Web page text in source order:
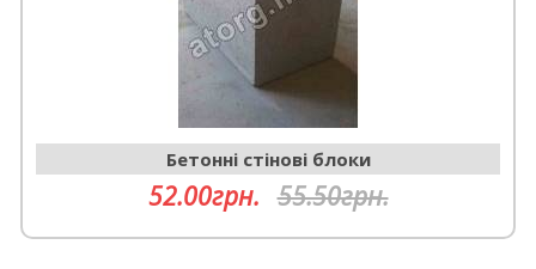
Бетонні стінові блоки
52.00грн. 55.50грн.